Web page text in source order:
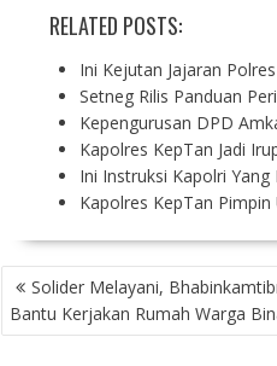
RELATED POSTS:
Ini Kejutan Jajaran
Setneg Rilis Panduan
Kepengurusan DPD
Kapolres KepTan Jadi
Ini Instruksi Kapolri
Kapolres KepTan
P
O
S
Solider Melayani,
Bantu Kerjakan Rumah Warga